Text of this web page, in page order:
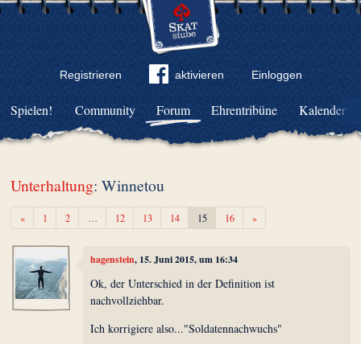
Registrieren aktivieren Einloggen
Community Forum Ehrentribüne Kalender
Spielen!
Unterhaltung: Winnetou
«Zurück1 2 … 12 13 14 15 16 »Weiter
hagenstein, 15. Juni 2015, um 16:34
Ok, der Unterschied in der Definition ist
nachvollziehbar.
Ich korrigiere also..."Soldatennachwuchs"